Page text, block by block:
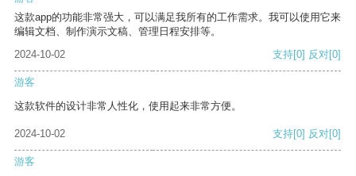
这款app的功能非常强大，可以满足我所有的工作需求。我可以使用它来
编辑文档、制作演示文稿、管理日程安排等。
2024-10-02
支持[0] 反对[0]
游客
这款软件的设计非常人性化，使用起来非常方便。
2024-10-02 支持[0] 反对[0]
游客